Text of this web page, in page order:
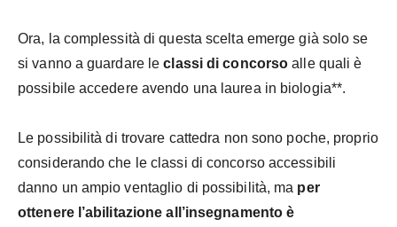
Ora, la complessità di questa scelta emerge già solo se
si vanno a guardare leclassi di concorso alle quali è
possibile accedere avendo una laurea in biologia**.
Le possibilità di trovare cattedra non sono poche, proprio
considerando che le classi di concorso accessibili
danno un ampio ventaglio di possibilità, ma per
ottenere l’abilitazione all’insegnamento è